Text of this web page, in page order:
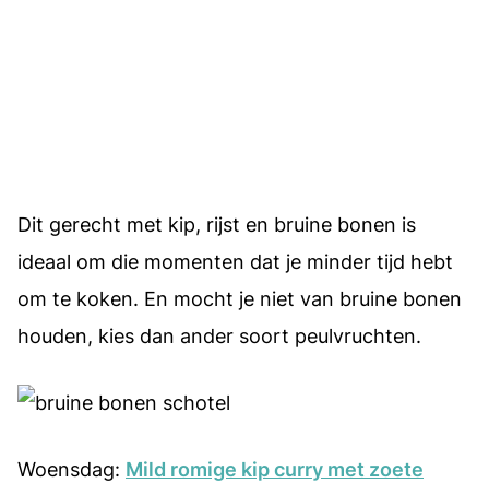
Dit gerecht met kip, rijst en bruine bonen is
ideaal om die momenten dat je minder tijd hebt
om te koken. En mocht je niet van bruine bonen
houden, kies dan ander soort peulvruchten.
Woensdag: Mild romige kip curry met zoete